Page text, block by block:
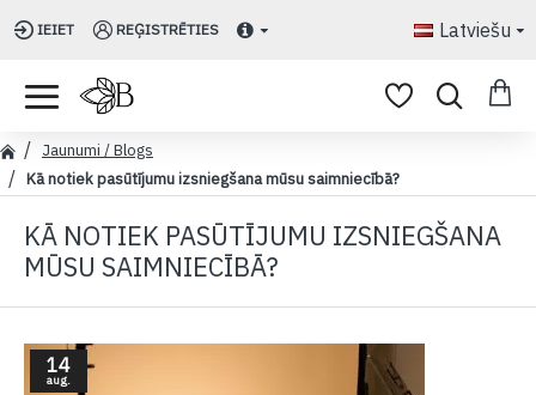
IEIET REĢISTRĒTIES Latviešu
Jaunumi / Blogs
Kā notiek pasūtījumu izsniegšana mūsu saimniecībā?
KĀ NOTIEK PASŪTĪJUMU IZSNIEGŠANA
MŪSU SAIMNIECĪBĀ?
14
aug.